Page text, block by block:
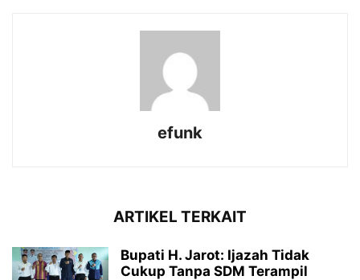
efunk
ARTIKEL TERKAIT
Bupati H. Jarot: Ijazah Tidak
Cukup Tanpa SDM Terampil